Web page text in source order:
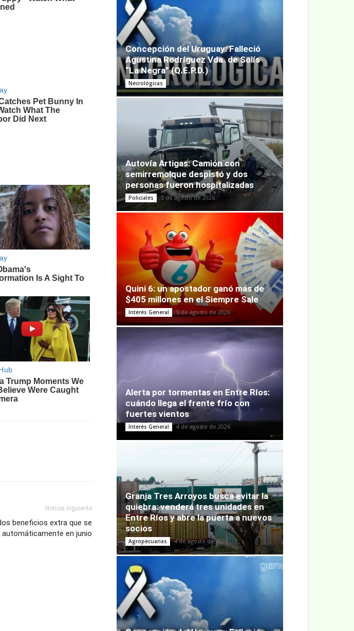
Noticia siguiente
beneficios extra que se
automáticamente en junio
Concepción del Uruguay: Falleció
Agustina Rodríguez Vda. de Solís
“La Negra” (Q.E.P.D.)
Necrológicas 5 de agosto de 2026
Autovía Artigas: Camión con
semirremolque despistó y dos
personas fueron hospitalizadas
Policiales 5 de agosto de 2026
Quini 6: un apostador ganó más de
$405 millones en el Siempre Sale
Interés General 5 de agosto de 2026
Alerta por tormentas en Entre Ríos:
cuándo llega el frente frío con
fuertes vientos
Interés General 4 de agosto de 2026
Granja Tres Arroyos busca evitar la
quiebra: venderá tres unidades en
Entre Ríos y abre la puerta a nuevos
socios
Agropecuarias 4 de agosto de 2026